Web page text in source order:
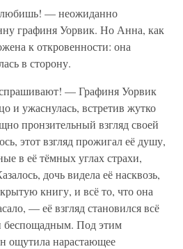
— неожиданно
графиня Уорвик. Но Анна, как
к откровенности: она
в сторону.
— Графиня Уорвик
и ужаснулась, встретив жутко
пронзительный взгляд своей
этот взгляд прожигал её душу,
в её тёмных углах страхи,
дочь видела её насквозь,
книгу, и всё то, что она
— её взгляд становился всё
беспощадным. Под этим
ощутила нарастающее